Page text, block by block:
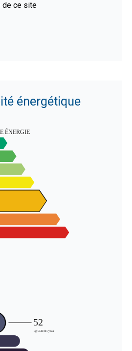
de ce site
énergétique